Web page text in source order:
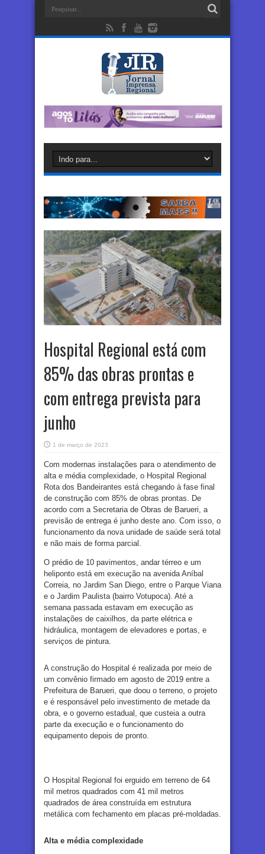
Hospital Regional está com
85% das obras prontas e
com entrega prevista para
junho
1 de março de 2023
Com modernas instalações para o atendimento de
alta e média complexidade, o Hospital Regional
Rota dos Bandeirantes está chegando à fase final
de construção com 85% de obras prontas. De
acordo com a Secretaria de Obras de Barueri, a
previsão de entrega é junho deste ano. Com isso, o
funcionamento da nova unidade de saúde será total
e não mais de forma parcial.
O prédio de 10 pavimentos, andar térreo e um
heliponto está em execução na avenida Aníbal
Correia, no Jardim San Diego, entre o Parque Viana
e o Jardim Paulista (bairro Votupoca). Até a
semana passada estavam em execução as
instalações de caixilhos, da parte elétrica e
hidráulica, montagem de elevadores e portas, e
serviços de pintura.
A construção do Hospital é realizada por meio de
um convênio firmado em agosto de 2019 entre a
Prefeitura de Barueri, que doou o terreno, o projeto
e é responsável pelo investimento de metade da
obra, e o governo estadual, que custeia a outra
parte da execução e o funcionamento do
equipamento depois de pronto.
O Hospital Regional foi erguido em terreno de 64
mil metros quadrados com 41 mil metros
quadrados de área construída em estrutura
metálica com fechamento em placas pré-moldadas.
A lta e média complexidade